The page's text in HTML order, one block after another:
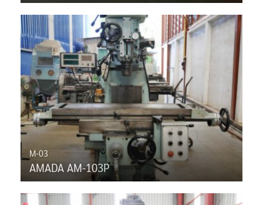
M-03
AMADA AM-103P